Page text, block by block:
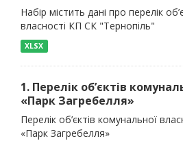
Набір містить дані про перелік
власності КП СК "Тернопіль"
XLSX
1. Перелік об’єктів
«Парк Загребелля»
Перелік об’єктів комунальної
«Парк Загребелля»